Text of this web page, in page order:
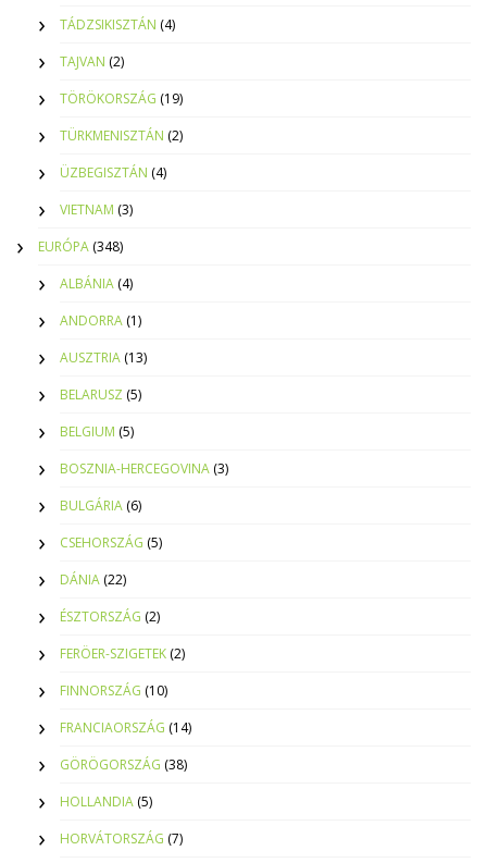
TÁDZSIKISZTÁN (4)
TAJVAN (2)
TÖRÖKORSZÁG (19)
TÜRKMENISZTÁN (2)
ÜZBEGISZTÁN (4)
VIETNAM (3)
EURÓPA (348)
ALBÁNIA (4)
ANDORRA (1)
AUSZTRIA (13)
BELARUSZ (5)
BELGIUM (5)
BOSZNIA-HERCEGOVINA (3)
BULGÁRIA (6)
CSEHORSZÁG (5)
DÁNIA (22)
ÉSZTORSZÁG (2)
FERÖER-SZIGETEK (2)
FINNORSZÁG (10)
FRANCIAORSZÁG (14)
GÖRÖGORSZÁG (38)
HOLLANDIA (5)
HORVÁTORSZÁG (7)